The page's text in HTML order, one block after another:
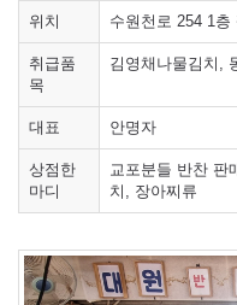
위치 수원천로 254 1층
취급품
목
김영채나물김치,
대표 안명자
상점한
마디
교포분들 반찬 판
치, 장아찌류